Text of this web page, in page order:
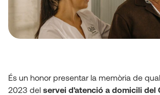
És un honor presentar la memòria de
2023 del servei d'atenció a domicili del